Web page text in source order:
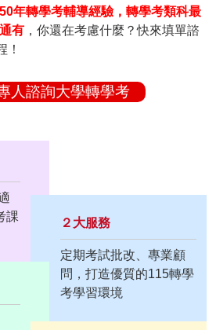
年轉學考輔導經驗，轉學考類科最
有 ，你還在考慮什麼？快來填單諮
！
人諮詢大學轉學考
課
２大服務
定期考試批改、專業顧
問，打造優質的115轉學
考學習環境